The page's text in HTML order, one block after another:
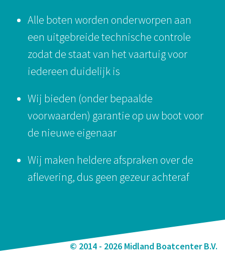
Alle boten worden onderworpen aan
een uitgebreide technische controle
zodat de staat van het vaartuig voor
iedereen duidelijk is
Wij bieden (onder bepaalde
voorwaarden) garantie op uw boot voor
de nieuwe eigenaar
Wij maken heldere afspraken over de
aflevering, dus geen gezeur achteraf
© 2014 - 2026 Midland Boatcenter B.V.